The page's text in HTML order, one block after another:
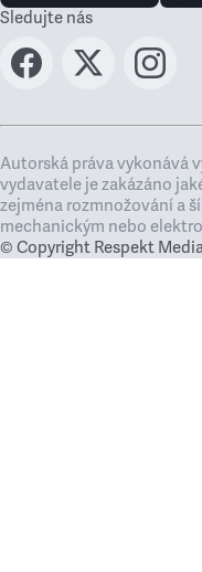
Sledujte nás
Autorská práva vykonává
vydavatele je zakázáno
zejména rozmnožování a
mechanickým nebo
© Copyright Respekt Media